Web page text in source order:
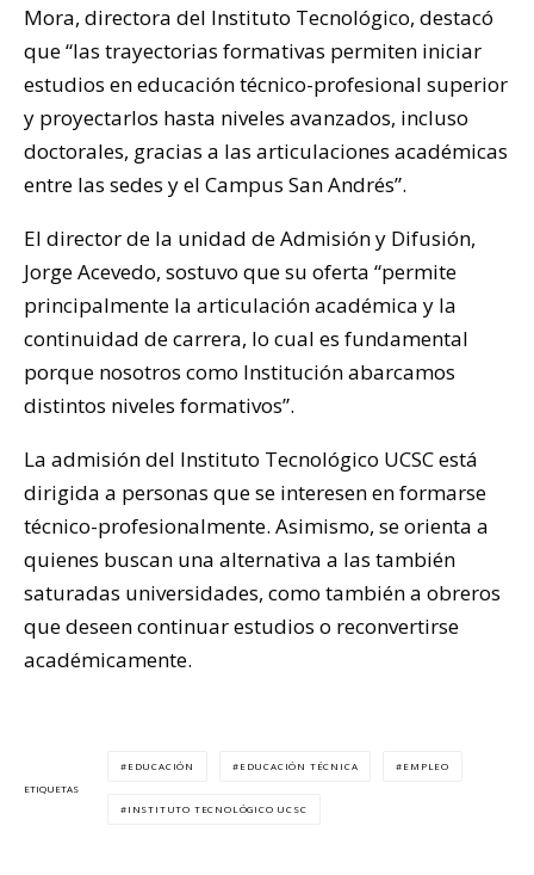
Mora, directora del Instituto Tecnológico, destacó
que “las trayectorias formativas permiten iniciar
estudios en educación técnico-profesional superior
y proyectarlos hasta niveles avanzados, incluso
doctorales, gracias a las articulaciones académicas
entre las sedes y el Campus San Andrés”.
El director de la unidad de Admisión y Difusión,
Jorge Acevedo, sostuvo que su oferta “permite
principalmente la articulación académica y la
continuidad de carrera, lo cual es fundamental
porque nosotros como Institución abarcamos
distintos niveles formativos”.
La admisión del Instituto Tecnológico UCSC está
dirigida a personas que se interesen en formarse
técnico-profesionalmente. Asimismo, se orienta a
quienes buscan una alternativa a las también
saturadas universidades, como también a obreros
que deseen continuar estudios o reconvertirse
académicamente.
ETIQUETAS
EDUCACIÓN EDUCACIÓN TÉCNICA EMPLEO
INSTITUTO TECNOLÓGICO UCSC